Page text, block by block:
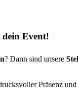
Event!
? Dann sind unsere
Präsenz und